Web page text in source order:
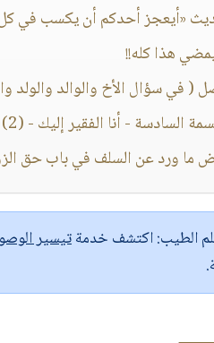
«أيعجز أحدكم أن يكسب في كل
هذا كله!!
( في سؤال الأخ والوالد والولد
السادسة - أنا الفقير إليك - (2)
ما ورد عن السلف في باب حق
الطيب:اكتشف خدمةتيسير